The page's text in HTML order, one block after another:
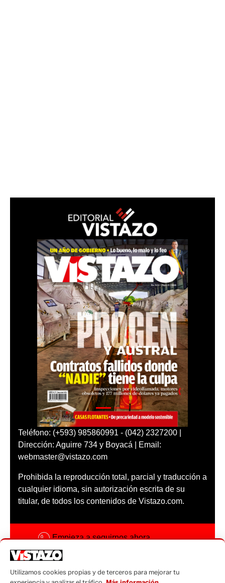
Teléfono: (+593) 985860991 - (042) 2327200 |
Dirección: Aguirre 734 y Boyacá | Email:
webmaster@vistazo.com
Prohibida la reproducción total, parcial y traducción a
cualquier idioma, sin autorización escrita de su
titular, de todos los contenidos de Vistazo.com.
Empieza a seguirnos ahora
Código ética
Utilizamos cookies propias y de terceros para mejorar tu